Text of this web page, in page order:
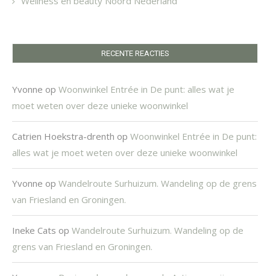
RECENTE REACTIES
Yvonne op Woonwinkel Entrée in De punt: alles wat je
moet weten over deze unieke woonwinkel
Catrien Hoekstra-drenth op Woonwinkel Entrée in De punt:
alles wat je moet weten over deze unieke woonwinkel
Yvonne op Wandelroute Surhuizum. Wandeling op de grens
van Friesland en Groningen.
Ineke Cats op Wandelroute Surhuizum. Wandeling op de
grens van Friesland en Groningen.